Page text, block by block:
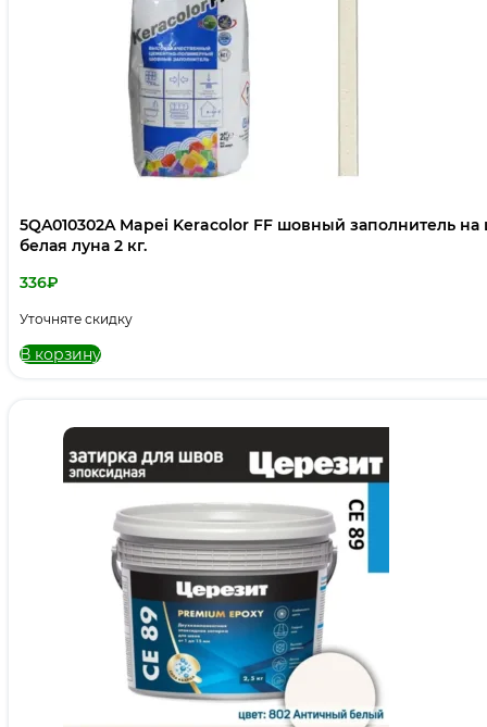
5QA010302A Mapei Keracolor FF шовный заполнитель
белая луна 2 кг.
336₽
Уточняте скидку
В корзину